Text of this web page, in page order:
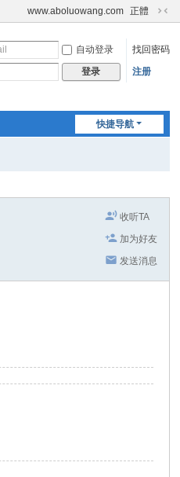
www.aboluowang.com 正體
切
到
自动登录
找回密码
登录 注册
快捷导航
收听TA
加为好友
发送消息